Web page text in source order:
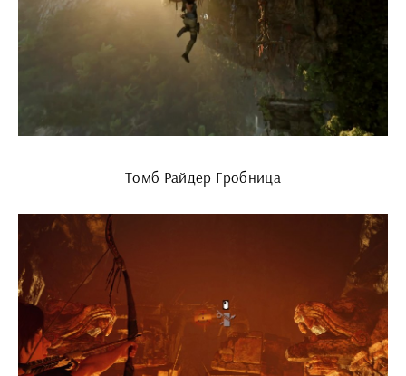
Томб Райдер Гробница